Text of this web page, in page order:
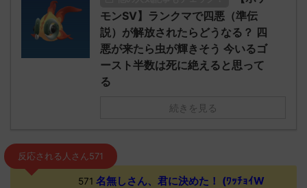
モンSV】ランクマで四悪（準伝
説）が解放されたらどうなる？ 四
悪が来たら虫が輝きそう 今いるゴ
ースト半数は死に絶えると思って
る
続きを見る
反応される人さん571
571 名無しさん、君に決めた！ (ﾜｯﾁｮｲW